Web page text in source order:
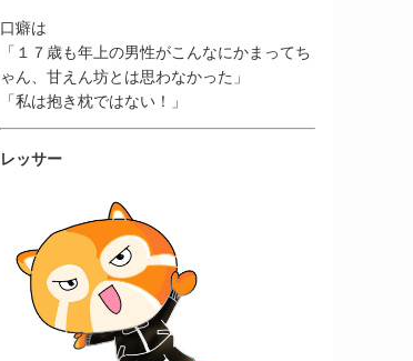
口癖は
「１７歳も年上の男性がこんなにかまってち
ゃん、甘えん坊とは思わなかった」
「私は抱き枕ではない！」
レッサー